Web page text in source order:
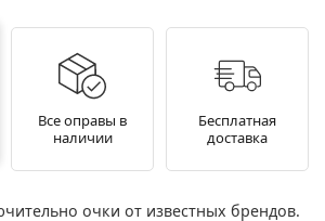
Все оправы в
наличии
Бесплатная
доставка
очки от известных брендов.